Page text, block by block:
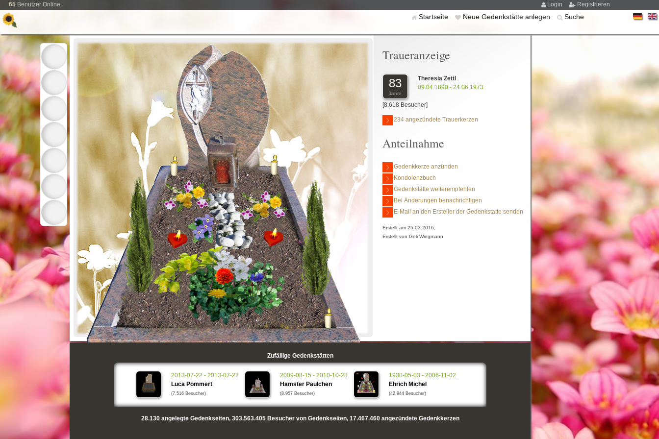
65 Benutzer Online Login Registrieren
Startseite Neue Gedenkstätte anlegen Suche
Traueranzeige
83
Jahre
Theresia Zettl
09.04.1890 - 24.06.1973
[8.618 Besucher]
234 angezündete Trauerkerzen
Anteilnahme
Gedenkkerze anzünden
Kondolenzbuch
Gedenkstätte weiterempfehlen
Bei Änderungen benachrichtigen
E-Mail an den Ersteller der Gedenkstätte senden
Erstellt am 25.03.2016,
Erstellt von Geli Wiegmann
Zufällige Gedenkstätten
2013-07-22 - 2013-07-22
Luca Pommert
(7.516 Besucher)
2009-08-15 - 2010-10-28
Hamster Paulchen
(8.957 Besucher)
1930-05-03 - 2006-11-02
Ehrich Michel
(42.944 Besucher)
28.130angelegte Gedenkseiten, 303.563.405Besucher von Gedenkseiten, 17.467.460angezündete Gedenkkerzen